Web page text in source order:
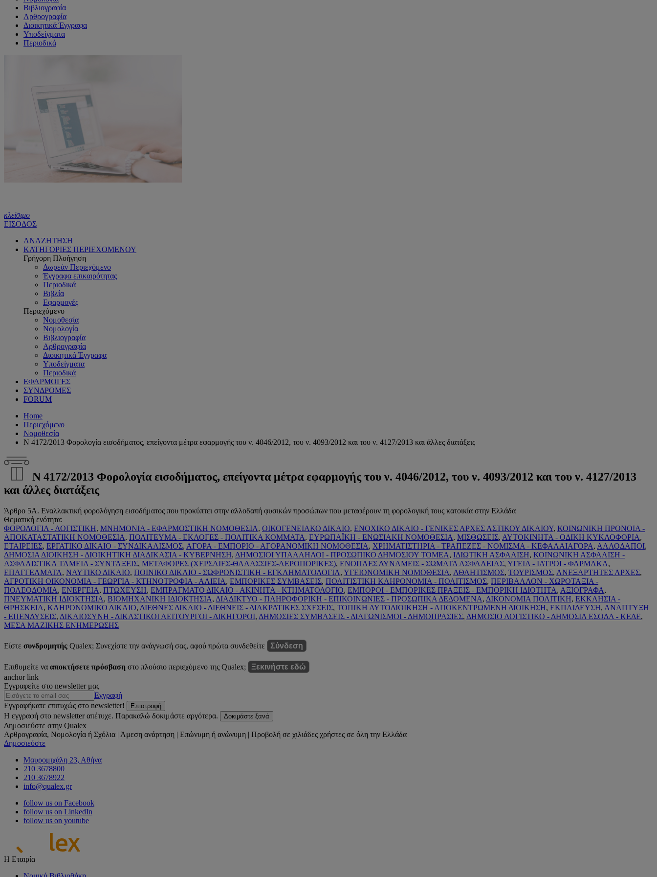
Βιβλιογραφία
Αρθρογραφία
Διοικητικά Έγγραφα
Υποδείγματα
Περιοδικά
κλείσιμο
ΕΙΣΟΔΟΣ
ΑΝΑΖΗΤΗΣΗ
ΚΑΤΗΓΟΡΙΕΣ ΠΕΡΙΕΧΟΜΕΝΟΥ
Γρήγορη Πλοήγηση
Δωρεάν Περιεχόμενο
Έγγραφα επικαιρότητας
Περιοδικά
Βιβλία
Εφαρμογές
Περιεχόμενο
Νομοθεσία
Νομολογία
Βιβλιογραφία
Αρθρογραφία
Διοικητικά Έγγραφα
Υποδείγματα
Περιοδικά
ΕΦΑΡΜΟΓΕΣ
ΣΥΝΔΡΟΜΕΣ
FORUM
Home
Περιεχόμενο
Νομοθεσία
Ν 4172/2013 Φορολογία εισοδήματος, επείγοντα μέτρα εφαρμογής του ν. 4046/2012, του ν. 4093/2012 και του ν. 4127/2013 και άλλες διατάξεις
Ν 4172/2013 Φορολογία εισοδήματος, επείγοντα μέτρα εφαρμογής του ν. 4046/2012, του ν. 4093/2012 και του ν. 4127/2013
και άλλες διατάξεις
Άρθρο 5Α. Εναλλακτική φορολόγηση εισοδήματος που προκύπτει στην αλλοδαπή φυσικών προσώπων που μεταφέρουν τη φορολογική τους κατοικία στην Ελλάδα
Θεματική ενότητα:
ΦΟΡΟΛΟΓΙΑ - ΛΟΓΙΣΤΙΚΗ, ΜΝΗΜΟΝΙΑ - ΕΦΑΡΜΟΣΤΙΚΗ ΝΟΜΟΘΕΣΙΑ, ΟΙΚΟΓΕΝΕΙΑΚΟ ΔΙΚΑΙΟ, ΕΝΟΧΙΚΟ ΔΙΚΑΙΟ - ΓΕΝΙΚΕΣ ΑΡΧΕΣ ΑΣΤΙΚΟΥ ΔΙΚΑΙΟΥ, ΚΟΙΝΩΝΙΚΗ ΠΡΟΝΟΙΑ -
ΑΠΟΚΑΤΑΣΤΑΤΙΚΗ ΝΟΜΟΘΕΣΙΑ, ΠΟΛΙΤΕΥΜΑ - ΕΚΛΟΓΕΣ - ΠΟΛΙΤΙΚΑ ΚΟΜΜΑΤΑ, ΕΥΡΩΠΑΪΚΗ - ΕΝΩΣΙΑΚΗ ΝΟΜΟΘΕΣΙΑ, ΜΙΣΘΩΣΕΙΣ, ΑΥΤΟΚΙΝΗΤΑ - ΟΔΙΚΗ ΚΥΚΛΟΦΟΡΙΑ,
ΕΤΑΙΡΕΙΕΣ, ΕΡΓΑΤΙΚΟ ΔΙΚΑΙΟ - ΣΥΝΔΙΚΑΛΙΣΜΟΣ, ΑΓΟΡΑ - ΕΜΠΟΡΙΟ - ΑΓΟΡΑΝΟΜΙΚΗ ΝΟΜΟΘΕΣΙΑ, ΧΡΗΜΑΤΙΣΤΗΡΙΑ - ΤΡΑΠΕΖΕΣ - ΝΟΜΙΣΜΑ - ΚΕΦΑΛΑΙΑΓΟΡΑ, ΑΛΛΟΔΑΠΟΙ,
ΔΗΜΟΣΙΑ ΔΙΟΙΚΗΣΗ - ΔΙΟΙΚΗΤΙΚΗ ΔΙΑΔΙΚΑΣΙΑ - ΚΥΒΕΡΝΗΣΗ, ΔΗΜΟΣΙΟΙ ΥΠΑΛΛΗΛΟΙ - ΠΡΟΣΩΠΙΚΟ ΔΗΜΟΣΙΟΥ ΤΟΜΕΑ, ΙΔΙΩΤΙΚΗ ΑΣΦΑΛΙΣΗ, ΚΟΙΝΩΝΙΚΗ ΑΣΦΑΛΙΣΗ -
ΑΣΦΑΛΙΣΤΙΚΑ ΤΑΜΕΙΑ - ΣΥΝΤΑΞΕΙΣ, ΜΕΤΑΦΟΡΕΣ (ΧΕΡΣΑΙΕΣ-ΘΑΛΑΣΣΙΕΣ-ΑΕΡΟΠΟΡΙΚΕΣ), ΕΝΟΠΛΕΣ ΔΥΝΑΜΕΙΣ - ΣΩΜΑΤΑ ΑΣΦΑΛΕΙΑΣ, ΥΓΕΙΑ - ΙΑΤΡΟΙ - ΦΑΡΜΑΚΑ,
ΕΠΑΓΓΕΛΜΑΤΑ, ΝΑΥΤΙΚΟ ΔΙΚΑΙΟ, ΠΟΙΝΙΚΟ ΔΙΚΑΙΟ - ΣΩΦΡΟΝΙΣΤΙΚΗ - ΕΓΚΛΗΜΑΤΟΛΟΓΙΑ, ΥΓΕΙΟΝΟΜΙΚΗ ΝΟΜΟΘΕΣΙΑ, ΑΘΛΗΤΙΣΜΟΣ, ΤΟΥΡΙΣΜΟΣ, ΑΝΕΞΑΡΤΗΤΕΣ ΑΡΧΕΣ,
ΑΓΡΟΤΙΚΗ ΟΙΚΟΝΟΜΙΑ - ΓΕΩΡΓΙΑ - ΚΤΗΝΟΤΡΟΦΙΑ - ΑΛΙΕΙΑ, ΕΜΠΟΡΙΚΕΣ ΣΥΜΒΑΣΕΙΣ, ΠΟΛΙΤΙΣΤΙΚΗ ΚΛΗΡΟΝΟΜΙΑ - ΠΟΛΙΤΙΣΜΟΣ, ΠΕΡΙΒΑΛΛΟΝ - ΧΩΡΟΤΑΞΙΑ -
ΠΟΛΕΟΔΟΜΙΑ, ΕΝΕΡΓΕΙΑ, ΠΤΩΧΕΥΣΗ, ΕΜΠΡΑΓΜΑΤΟ ΔΙΚΑΙΟ - ΑΚΙΝΗΤΑ - ΚΤΗΜΑΤΟΛΟΓΙΟ, ΕΜΠΟΡΟΙ - ΕΜΠΟΡΙΚΕΣ ΠΡΑΞΕΙΣ - ΕΜΠΟΡΙΚΗ ΙΔΙΟΤΗΤΑ, ΑΞΙΟΓΡΑΦΑ,
ΠΝΕΥΜΑΤΙΚΗ ΙΔΙΟΚΤΗΣΙΑ, ΒΙΟΜΗΧΑΝΙΚΗ ΙΔΙΟΚΤΗΣΙΑ, ΔΙΑΔΙΚΤΥΟ - ΠΛΗΡΟΦΟΡΙΚΗ - ΕΠΙΚΟΙΝΩΝΙΕΣ - ΠΡΟΣΩΠΙΚΑ ΔΕΔΟΜΕΝΑ, ΔΙΚΟΝΟΜΙΑ ΠΟΛΙΤΙΚΗ, ΕΚΚΛΗΣΙΑ -
ΘΡΗΣΚΕΙΑ, ΚΛΗΡΟΝΟΜΙΚΟ ΔΙΚΑΙΟ, ΔΙΕΘΝΕΣ ΔΙΚΑΙΟ - ΔΙΕΘΝΕΙΣ - ΔΙΑΚΡΑΤΙΚΕΣ ΣΧΕΣΕΙΣ, ΤΟΠΙΚΗ ΑΥΤΟΔΙΟΙΚΗΣΗ - ΑΠΟΚΕΝΤΡΩΜΕΝΗ ΔΙΟΙΚΗΣΗ, ΕΚΠΑΙΔΕΥΣΗ, ΑΝΑΠΤΥΞΗ
- ΕΠΕΝΔΥΣΕΙΣ, ΔΙΚΑΙΟΣΥΝΗ - ΔΙΚΑΣΤΙΚΟΙ ΛΕΙΤΟΥΡΓΟΙ - ΔΙΚΗΓΟΡΟΙ, ΔΗΜΟΣΙΕΣ ΣΥΜΒΑΣΕΙΣ - ΔΙΑΓΩΝΙΣΜΟΙ - ΔΗΜΟΠΡΑΣΙΕΣ, ΔΗΜΟΣΙΟ ΛΟΓΙΣΤΙΚΟ - ΔΗΜΟΣΙΑ ΕΣΟΔΑ - ΚΕΔΕ,
ΜΕΣΑ ΜΑΖΙΚΗΣ ΕΝΗΜΕΡΩΣΗΣ
Είστε συνδρομητής Qualex; Συνεχίστε την ανάγνωσή σας, αφού πρώτα συνδεθείτε Σύνδεση
Επιθυμείτε να αποκτήσετε πρόσβαση στο πλούσιο περιεχόμενο της Qualex;
Ξεκινήστε εδώ
anchor link
Εγγραφείτε στο newsletter μας
Εγγραφή
Εγγραφήκατε επιτυχώς στο newsletter!
Επιστροφή
Η εγγραφή στο newsletter απέτυχε. Παρακαλώ δοκιμάστε αργότερα. Δοκιμάστε ξανά
Δημοσιεύστε στην Qualex
Αρθρογραφία, Νομολογία ή Σχόλια | Άμεση ανάρτηση | Επώνυμη ή ανώνυμη | Προβολή σε χιλιάδες χρήστες σε όλη την Ελλάδα
Δημοσιεύστε
Μαυρομιχάλη 23, Αθήνα
210 3678800
210 3678922
info@qualex.gr
follow us on Facebook
follow us on LinkedIn
follow us on youtube
Η Εταιρία